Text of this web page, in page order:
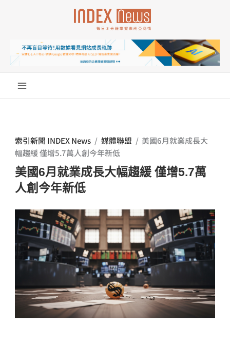
索引新聞 INDEX News / 媒體聯盟 / 美國6月就業成長大
幅趨緩 僅增5.7萬人創今年新低
美國6月就業成長大幅趨緩 僅增5.7萬
人創今年新低